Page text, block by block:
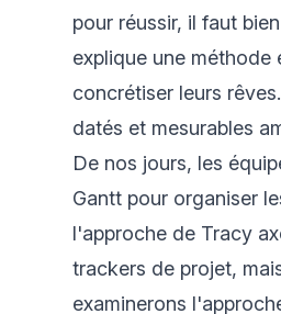
pour réussir, il faut
explique une méthode
concrétiser leurs
datés et mesurables
De nos jours, les
Gantt pour organiser
l'approche de Tracy
trackers de projet,
examinerons